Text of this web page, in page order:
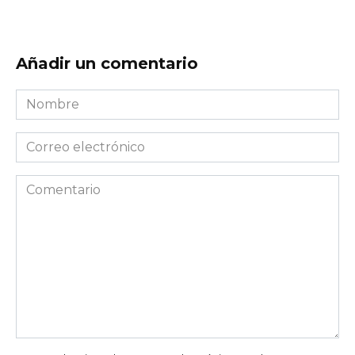
Añadir un comentario
Nombre
*
Correo
electrónico
*Comentario